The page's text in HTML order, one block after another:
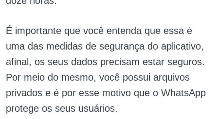
É importante que você entenda que essa é
uma das medidas de segurança do aplicativo,
afinal, os seus dados precisam estar seguros.
Por meio do mesmo, você possui arquivos
privados e é por esse motivo que o WhatsApp
protege os seus usuários.